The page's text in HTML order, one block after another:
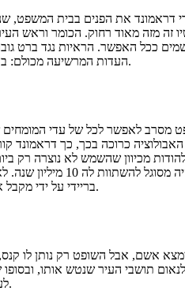
דראמונד את הפנים בבית המשפט,
זה מזה מאוד רחוק. הכומר וראש
ככל האפשר. הראיות נגד ברט
העדות המרשיעה מכולם: בדיחה פרטית, הוצאה מהקשרם.
מסרב לאפשר לכל של עדי
כרוכה בכך, כך דראמונד
להודות מכיוון שהשמש לא נוצרה רק
היה מסוגל להשתוות
בריידי על ידי מקבל אותו לומר שאלוהים מדבר אליו.
אשם, אבל השופט רק נותן לו
תושבי העיר שנטש אותו,
לעזוב את העיר ברכבת הצהריים.